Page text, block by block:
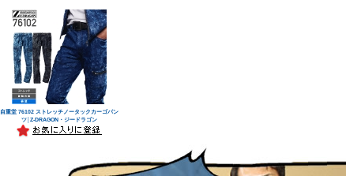
自重堂 76102 ストレッチノータックカーゴパン
ツ│Z-DRAGON・ジードラゴン